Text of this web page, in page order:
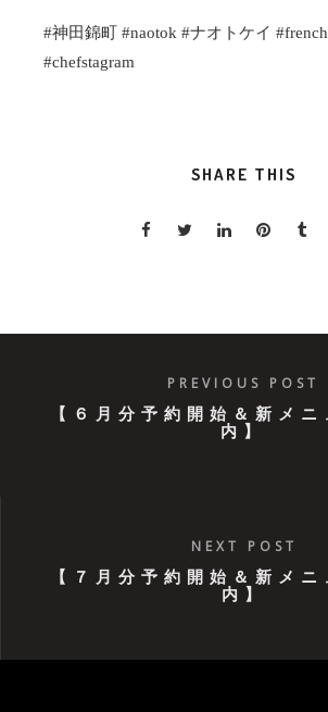
#神田錦町 #naotok #ナオトケイ
#chefstagram
SHARE THIS
PREVIOUS POST
【６月分予約開始＆新メニ
内】
NEXT POST
【７月分予約開始＆新メニ
内】